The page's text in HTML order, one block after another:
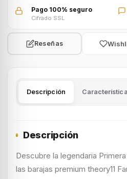
Pago 100% seguro
Cifrado SSL
Reseñas
Descripción
Descripción
Descubre la legendaria
las barajas premium theory11